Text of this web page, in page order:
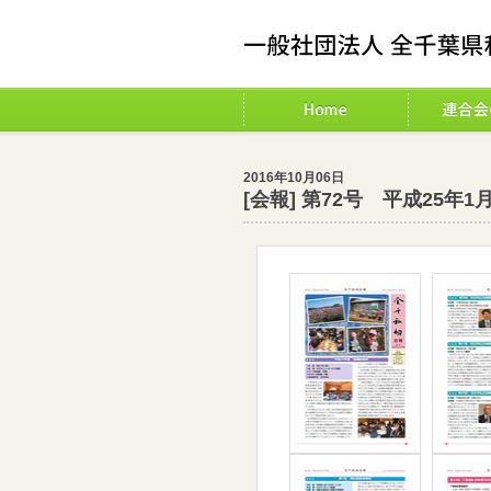
2016年10月06日
[会報] 第72号 平成25年1